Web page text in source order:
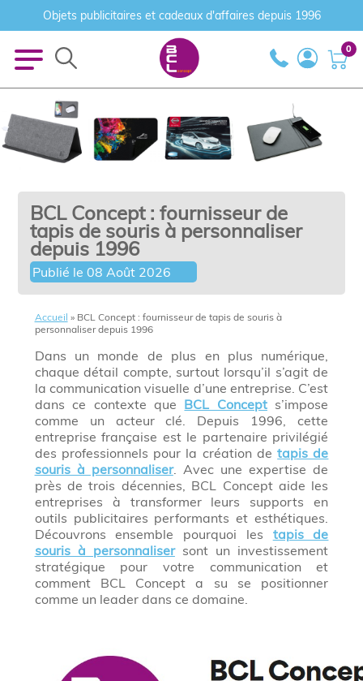
Objets publicitaires et cadeaux d'affaires depuis 1996
0
BCL Concept : fournisseur de
tapis de souris à personnaliser
depuis 1996
Publié le08 Août 2026
Accueil » BCL Concept : fournisseur de tapis de souris à
personnaliser depuis 1996
Dans un monde de plus en plus numérique,
chaque détail compte, surtout lorsqu’il s’agit de
la communication visuelle d’une entreprise. C’est
dans ce contexte que BCL Concepts’impose
comme un acteur clé. Depuis 1996, cette
entreprise française est le partenaire privilégié
des professionnels pour la création detapis de
souris à personnaliser. Avec une expertise de
près de trois décennies, BCL Concept aide les
entreprises à transformer leurs supports en
outils publicitaires performants et esthétiques.
Découvrons ensemble pourquoi les tapis de
souris à personnalisersont un investissement
stratégique pour votre communication et
comment BCL Concept a su se positionner
comme un leader dans ce domaine.